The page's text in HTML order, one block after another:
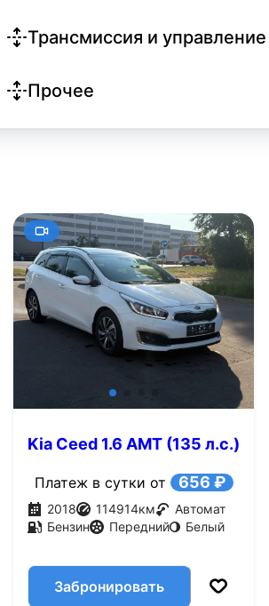
Трансмиссия и управление
Прочее
Kia Ceed 1.6 AMT (135 л.с.)
Платеж в сутки от 656 ₽
2018 114914км
Автомат
Бензин
Передний Белый
Забронировать